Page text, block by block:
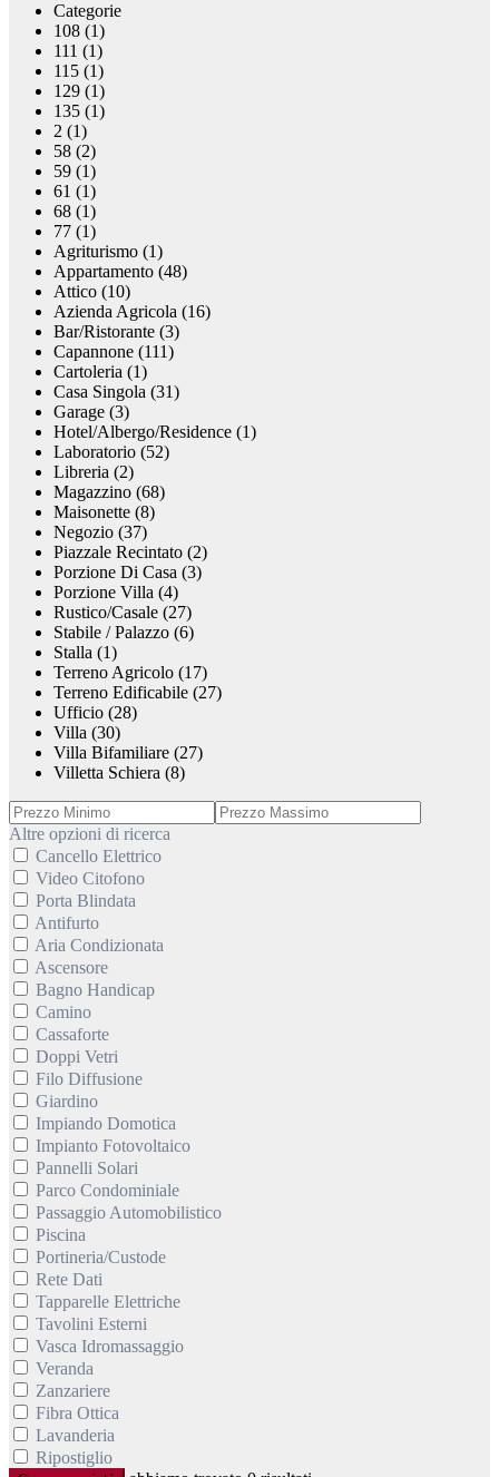
Categorie
108 (1)
111 (1)
115 (1)
129 (1)
135 (1)
2 (1)
58 (2)
59 (1)
61 (1)
68 (1)
77 (1)
Agriturismo (1)
Appartamento (48)
Attico (10)
Azienda Agricola (16)
Bar/Ristorante (3)
Capannone (111)
Cartoleria (1)
Casa Singola (31)
Garage (3)
Hotel/Albergo/Residence (1)
Laboratorio (52)
Libreria (2)
Magazzino (68)
Maisonette (8)
Negozio (37)
Piazzale Recintato (2)
Porzione Di Casa (3)
Porzione Villa (4)
Rustico/Casale (27)
Stabile / Palazzo (6)
Stalla (1)
Terreno Agricolo (17)
Terreno Edificabile (27)
Ufficio (28)
Villa (30)
Villa Bifamiliare (27)
Villetta Schiera (8)
Altre opzioni di ricerca
Cancello Elettrico
Video Citofono
Porta Blindata
Antifurto
Aria Condizionata
Ascensore
Bagno Handicap
Camino
Cassaforte
Doppi Vetri
Filo Diffusione
Giardino
Impiando Domotica
Impianto Fotovoltaico
Pannelli Solari
Parco Condominiale
Passaggio Automobilistico
Piscina
Portineria/Custode
Rete Dati
Tapparelle Elettriche
Tavolini Esterni
Vasca Idromassaggio
Veranda
Zanzariere
Fibra Ottica
Lavanderia
Ripostiglio